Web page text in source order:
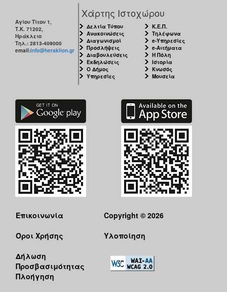
Αγίου Τίτου 1,
Τ.Κ. 71202,
Ηράκλειο
Τηλ.: 2813-409000
email:info@heraklion.gr
Χάρτης Ιστοχώρου
Δελτία Τύπου
Ανακοινώσεις
Διαγωνισμοί
Προσλήψεις
Διαβουλεύσεις
Εκδηλώσεις
Ο Δήμος
Υπηρεσίες
Κ.Ε.Π.
Τηλέφωνα
e-Υπηρεσίες
e-Αιτήματα
Η Πόλη
Ιστορία
Κνωσός
Μουσεία
Επικοινωνία
Όροι Χρήσης
Δήλωση
Προσβασιμότητας
Πλοήγηση
Copyright © 2026
Υλοποίηση